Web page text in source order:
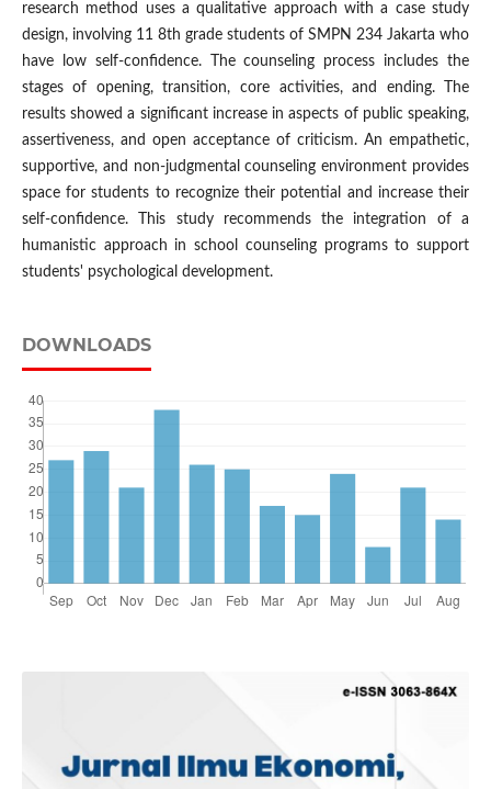
research method uses a qualitative approach with a case study
design, involving 11 8th grade students of SMPN 234 Jakarta who
have low self-confidence. The counseling process includes the
stages of opening, transition, core activities, and ending. The
results showed a significant increase in aspects of public speaking,
assertiveness, and open acceptance of criticism. An empathetic,
supportive, and non-judgmental counseling environment provides
space for students to recognize their potential and increase their
self-confidence. This study recommends the integration of a
humanistic approach in school counseling programs to support
students' psychological development.
DOWNLOADS